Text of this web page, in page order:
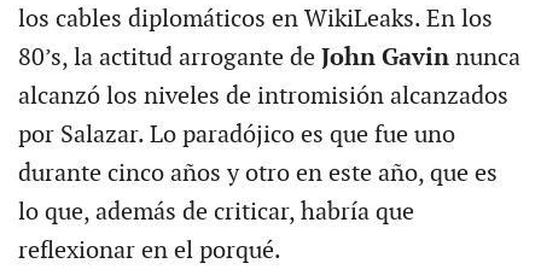
los cables diplomáticos en WikiLeaks. En los
80’s, la actitud arrogante de John Gavin nunca
alcanzó los niveles de intromisión alcanzados
por Salazar. Lo paradójico es que fue uno
durante cinco años y otro en este año, que es
lo que, además de criticar, habría que
reflexionar en el porqué.